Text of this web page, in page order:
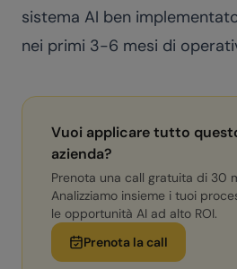
sistema AI ben
nei primi 3-6 mesi di
Vuoi applicare tutto
azienda?
Prenota una call gratuita di 30
Analizziamo insieme i tuoi
le opportunità AI ad alto ROI.
Prenota la call